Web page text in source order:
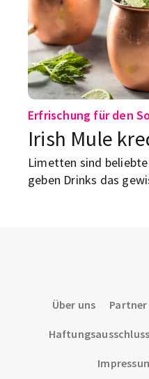
Erfrischung für den
Irish Mule
Limetten sind
geben Drinks das
Über uns Partner
Haftungsausschluss